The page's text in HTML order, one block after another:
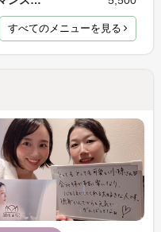
すべてのメニューを見る